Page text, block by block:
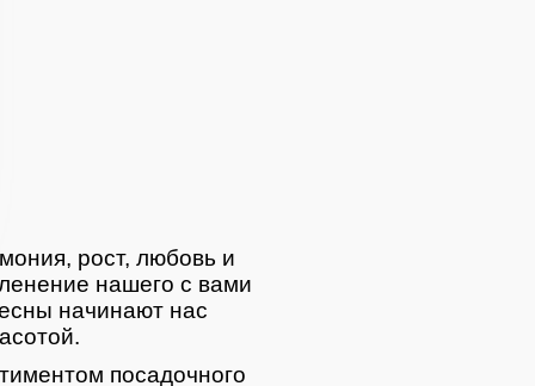
рост, любовь и
нашего с вами
начинают нас
посадочного